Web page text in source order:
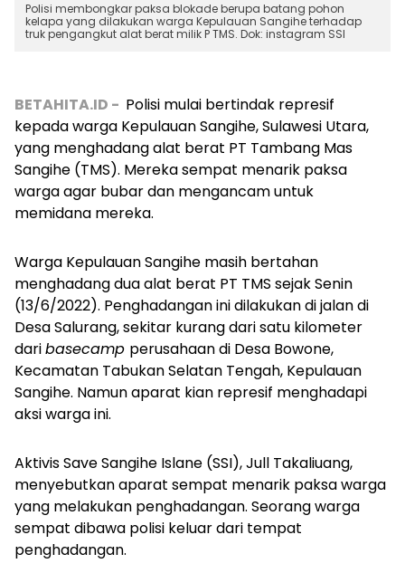
Polisi membongkar paksa blokade berupa batang pohon
kelapa yang dilakukan warga Kepulauan Sangihe terhadap
truk pengangkut alat berat milik P TMS. Dok: instagram SSI
BETAHITA.ID - Polisi mulai bertindak represif
kepada warga Kepulauan Sangihe, Sulawesi Utara,
yang menghadang alat berat PT Tambang Mas
Sangihe (TMS). Mereka sempat menarik paksa
warga agar bubar dan mengancam untuk
memidana mereka.
Warga Kepulauan Sangihe masih bertahan
menghadang dua alat berat PT TMS sejak Senin
(13/6/2022). Penghadangan ini dilakukan di jalan di
Desa Salurang, sekitar kurang dari satu kilometer
daribasecamp perusahaan di Desa Bowone,
Kecamatan Tabukan Selatan Tengah, Kepulauan
Sangihe. Namun aparat kian represif menghadapi
aksi warga ini.
Aktivis Save Sangihe Islane (SSI), Jull Takaliuang,
menyebutkan aparat sempat menarik paksa warga
yang melakukan penghadangan. Seorang warga
sempat dibawa polisi keluar dari tempat
penghadangan.